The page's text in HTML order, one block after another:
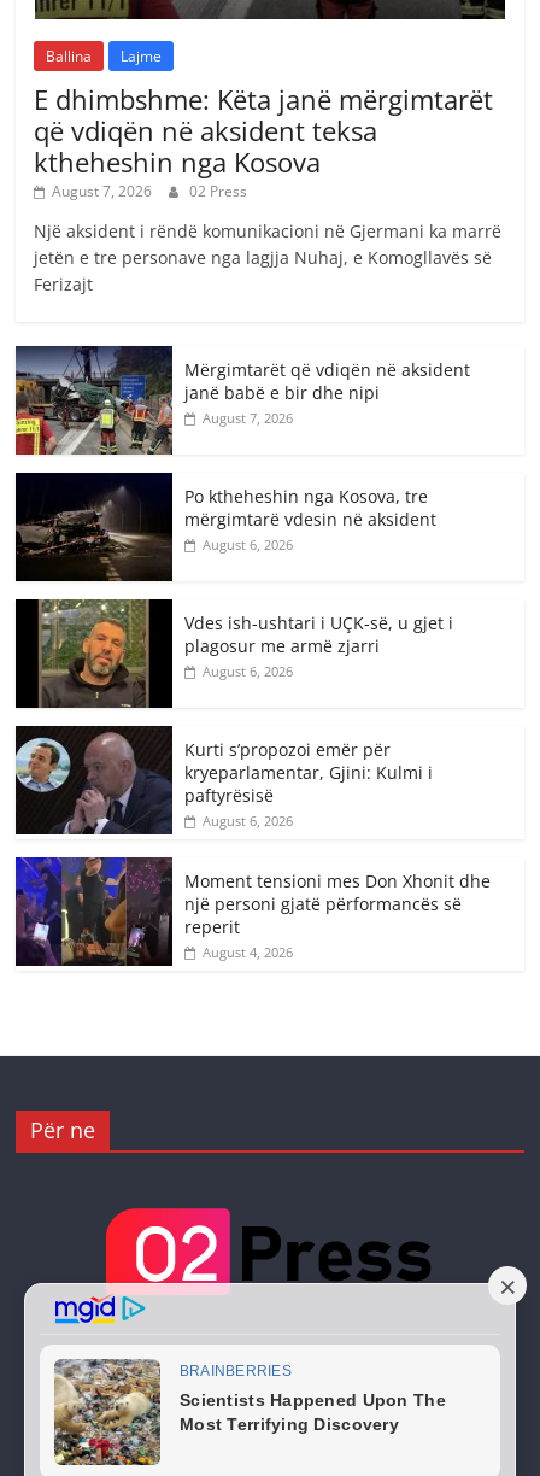
Ballina Lajme
E dhimbshme: Këta janë mërgimtarët
që vdiqën në aksident teksa
ktheheshin nga Kosova
August 7, 2026 02 Press
Një aksident i rëndë komunikacioni në Gjermani ka marrë
jetën e tre personave nga lagjja Nuhaj, e Komogllavës së
Ferizajt
Mërgimtarët që vdiqën në aksident
janë babë e bir dhe nipi
August 7, 2026
Po ktheheshin nga Kosova, tre
mërgimtarë vdesin në aksident
August 6, 2026
Vdes ish-ushtari i UÇK-së, u gjet i
plagosur me armë zjarri
August 6, 2026
Kurti s’propozoi emër për
kryeparlamentar, Gjini: Kulmi i
paftyrësisë
August 6, 2026
Moment tensioni mes Don Xhonit dhe
një personi gjatë përformancës së
reperit
August 4, 2026
Për ne
Copyright © 2026 02 Press. All rights reserved.
Theme:ColorMag